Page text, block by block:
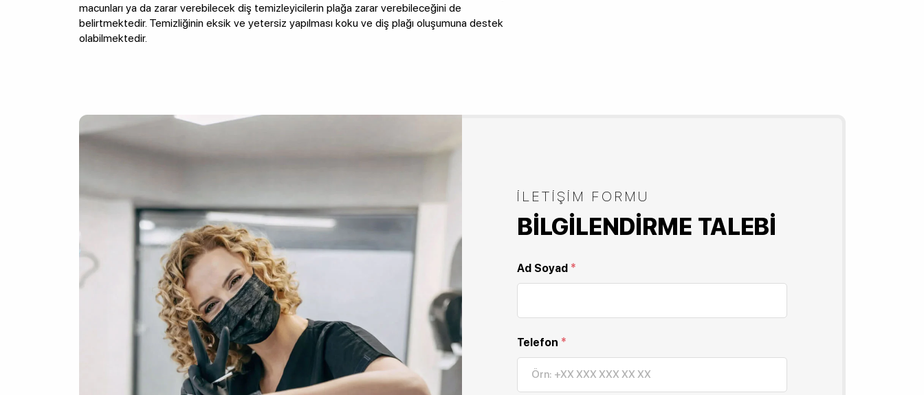
macunları ya da zarar verebilecek diş temizleyicilerin plağa zarar verebileceğini de
belirtmektedir. Temizliğinin eksik ve yetersiz yapılması koku ve diş plağı oluşumuna destek
olabilmektedir.
İLETIŞIM FORMU
BILGILENDIRME TALEBI
Ad Soyad *
Telefon *